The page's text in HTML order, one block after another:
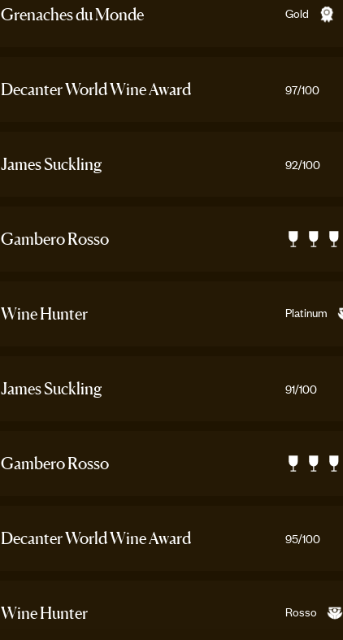
Grenaches du Monde Gold
Decanter World Wine Award 97/100
James Suckling 92/100
Gambero Rosso
Wine Hunter Platinum
James Suckling 91/100
Gambero Rosso
Decanter World Wine Award 95/100
Wine Hunter Rosso